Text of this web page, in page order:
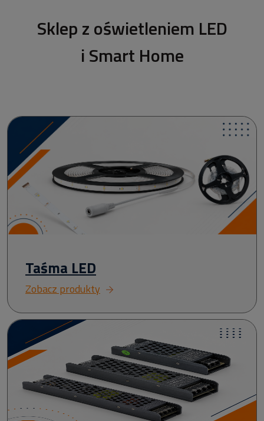
Sklep z oświetleniem LED
i Smart Home
Taśma LED
Zobacz produkty